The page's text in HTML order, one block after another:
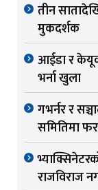
तीन
मुकदर्शक
आईडा र
भर्ना खुला
गभर्नर र
समितिमा
राजविराज